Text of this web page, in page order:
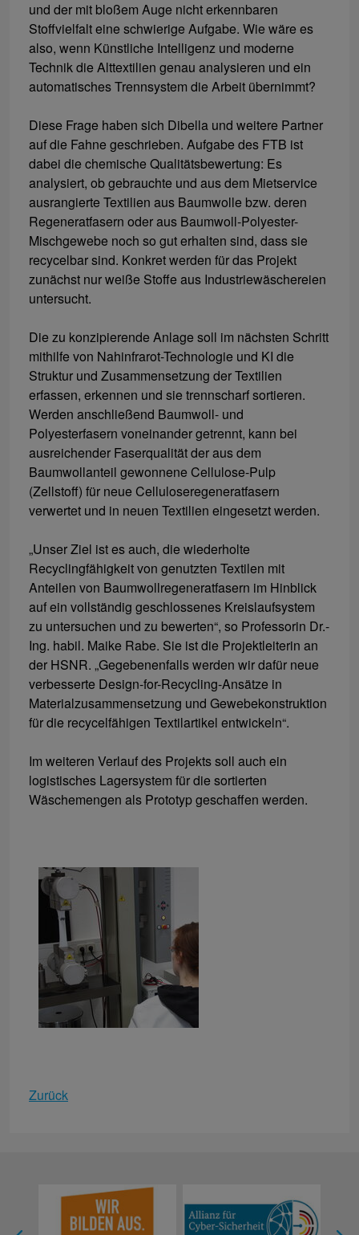
und der mit bloßem Auge nicht erkennbaren
Stoffvielfalt eine schwierige Aufgabe. Wie wäre es
also, wenn Künstliche Intelligenz und moderne
Technik die Alttextilien genau analysieren und ein
automatisches Trennsystem die Arbeit übernimmt?
Diese Frage haben sich Dibella und weitere Partner
auf die Fahne geschrieben. Aufgabe des FTB ist
dabei die chemische Qualitätsbewertung: Es
analysiert, ob gebrauchte und aus dem Mietservice
ausrangierte Textilien aus Baumwolle bzw. deren
Regeneratfasern oder aus Baumwoll-Polyester-
Mischgewebe noch so gut erhalten sind, dass sie
recycelbar sind. Konkret werden für das Projekt
zunächst nur weiße Stoffe aus Industriewäschereien
untersucht.
Die zu konzipierende Anlage soll im nächsten Schritt
mithilfe von Nahinfrarot-Technologie und KI die
Struktur und Zusammensetzung der Textilien
erfassen, erkennen und sie trennscharf sortieren.
Werden anschließend Baumwoll- und
Polyesterfasern voneinander getrennt, kann bei
ausreichender Faserqualität der aus dem
Baumwollanteil gewonnene Cellulose-Pulp
(Zellstoff) für neue Celluloseregeneratfasern
verwertet und in neuen Textilien eingesetzt werden.
„Unser Ziel ist es auch, die wiederholte
Recyclingfähigkeit von genutzten Textilen mit
Anteilen von Baumwollregeneratfasern im Hinblick
auf ein vollständig geschlossenes Kreislaufsystem
zu untersuchen und zu bewerten“, so Professorin Dr.-
Ing. habil. Maike Rabe. Sie ist die Projektleiterin an
der HSNR. „Gegebenenfalls werden wir dafür neue
verbesserte Design-for-Recycling-Ansätze in
Materialzusammensetzung und Gewebekonstruktion
für die recycelfähigen Textilartikel entwickeln“.
Im weiteren Verlauf des Projekts soll auch ein
logistisches Lagersystem für die sortierten
Wäschemengen als Prototyp geschaffen werden.
Zurück